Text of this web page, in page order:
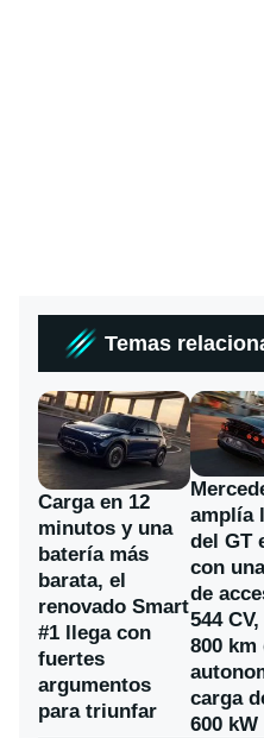
Temas
Carga en 12
minutos y una
batería más
barata, el
renovado Smart
#1 llega con
fuertes
argumentos
para triunfar
amplía
del GT
con
de
544
800 km
carga
600 kW